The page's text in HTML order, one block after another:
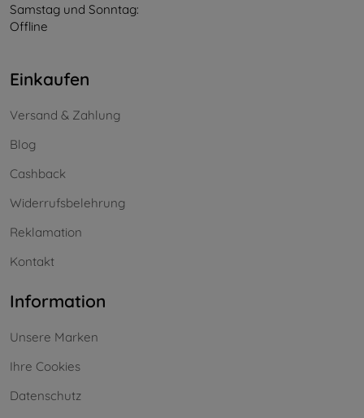
Samstag und Sonntag:
Offline
Einkaufen
Versand & Zahlung
Blog
Cashback
Widerrufsbelehrung
Reklamation
Kontakt
Information
Unsere Marken
Ihre Cookies
Datenschutz